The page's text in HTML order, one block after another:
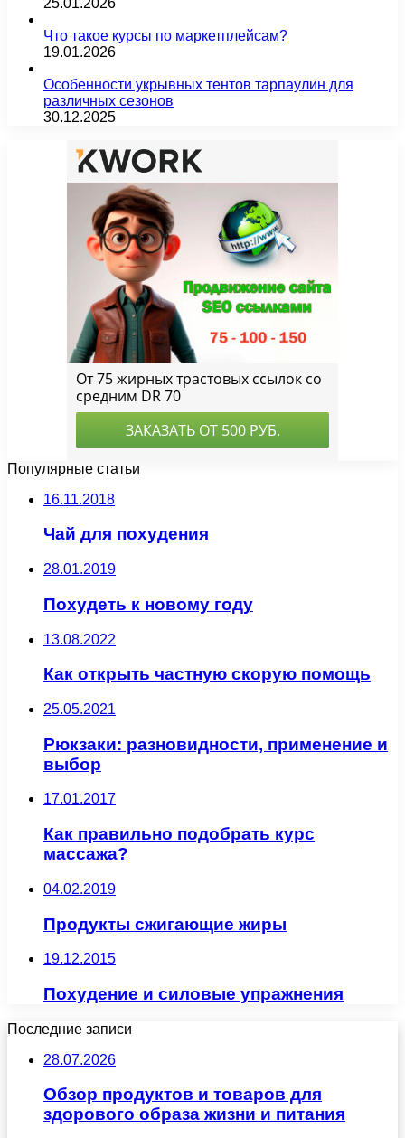
Что такое курсы по маркетплейсам?
19.01.2026
Особенности укрывных тентов тарпаулин для
различных сезонов
30.12.2025
Популярные статьи
16.11.2018
Чай для похудения
28.01.2019
Похудеть к новому году
13.08.2022
Как открыть частную скорую помощь
25.05.2021
Рюкзаки: разновидности, применение и
выбор
17.01.2017
Как правильно подобрать курс
массажа?
04.02.2019
Продукты сжигающие жиры
19.12.2015
Похудение и силовые упражнения
Последние записи
28.07.2026
Обзор продуктов и товаров для
здорового образа жизни и питания